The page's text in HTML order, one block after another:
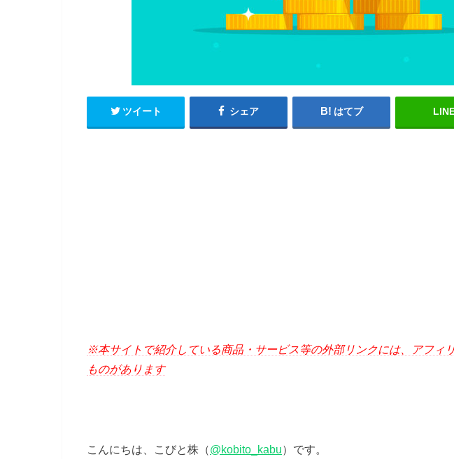
ツイート シェア はてブ
※本サイトで紹介している商品・サービス等の外部リンクには、アフィ
ものがあります
こんにちは、こびと株（@kobito_kabu）です。